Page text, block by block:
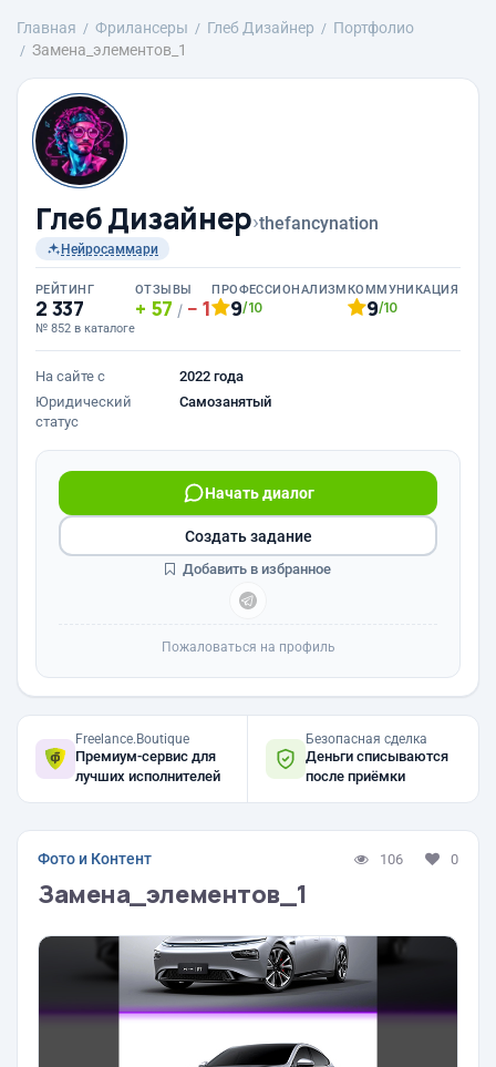
Главная Фрилансеры Глеб Дизайнер
Портфолио
Замена_элементов_1
Глеб Дизайнер›thefancynation
Нейросаммари
РЕЙТИНГ
2 337
№ 852 в каталоге
ОТЗЫВЫ
57 / 1
ПРОФЕССИОНАЛИЗМ
9/10
КОММУНИКАЦИЯ
9/10
На сайте с
2022 года
Юридический
статус
Самозанятый
Начать диалог
Создать задание
Добавить в избранное
Пожаловаться на профиль
Freelance.Boutique
Премиум-сервис для
лучших исполнителей
Безопасная сделка
Деньги списываются
после приёмки
Фото и Контент 106 0
Замена_элементов_1